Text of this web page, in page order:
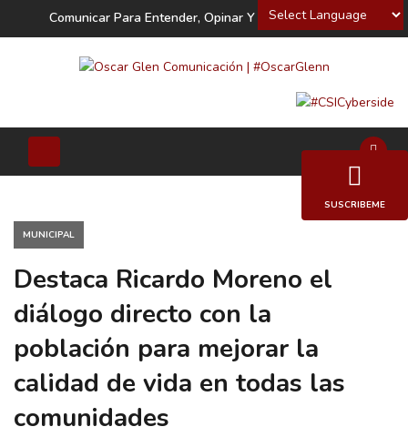
Powered by
Comunicar Para Entender, Opinar Y Decidir
MUNICIPAL
Destaca Ricardo Moreno el
diálogo directo con la
población para mejorar la
calidad de vida en todas las
comunidades
SUSCRIBEME